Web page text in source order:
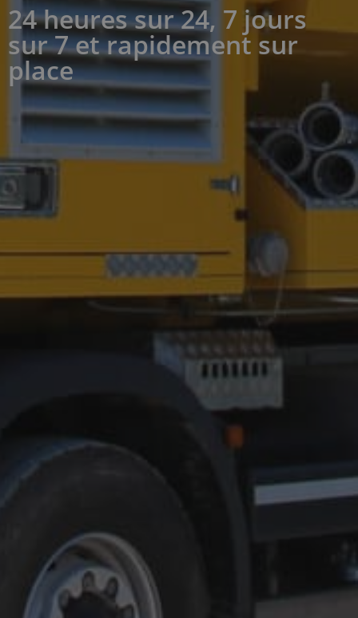
24 heures sur 24, 7 jours
sur 7 et rapidement sur
place